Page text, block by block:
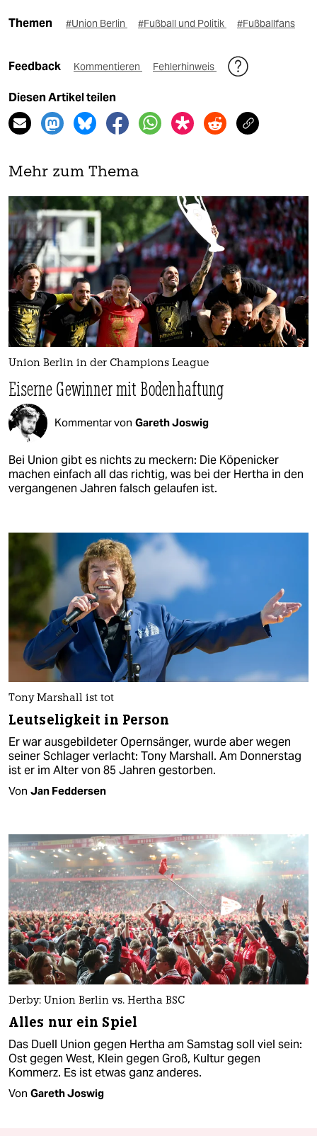
Themen #Union Berlin #Fußball und Politik #Fußballfans
Feedback Kommentieren Fehlerhinweis
Diesen Artikel teilen
Mehr zum Thema
Union Berlin in der Champions League
Eiserne Gewinner mit Bodenhaftung
Kommentar von Gareth Joswig
Bei Union gibt es nichts zu meckern: Die Köpenicker
machen einfach all das richtig, was bei der Hertha in den
vergangenen Jahren falsch gelaufen ist.
Tony Marshall ist tot
Leutseligkeit in Person
Er war ausgebildeter Opernsänger, wurde aber wegen
seiner Schlager verlacht: Tony Marshall. Am Donnerstag
ist er im Alter von 85 Jahren gestorben.
Von Jan Feddersen
Derby: Union Berlin vs. Hertha BSC
Alles nur ein Spiel
Das Duell Union gegen Hertha am Samstag soll viel sein:
Ost gegen West, Klein gegen Groß, Kultur gegen
Kommerz. Es ist etwas ganz anderes.
Von Gareth Joswig